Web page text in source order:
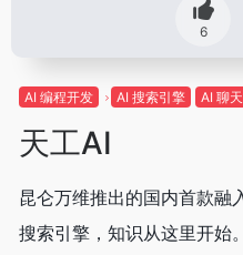
6
AI 编程开发 AI 搜索引擎 AI 聊
天工AI
昆仑万维推出的国内首款融
搜索引擎，知识从这里开始。